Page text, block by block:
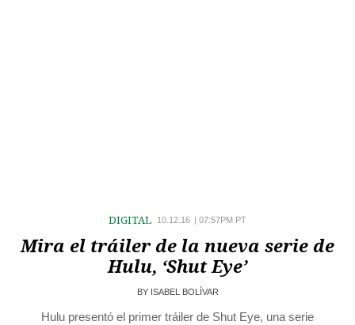
DIGITAL 10.12.16 | 07:57PM PT
Mira el tráiler de la nueva serie de
Hulu, ‘Shut Eye’
BY ISABEL BOLÍVAR
Hulu presentó el primer tráiler de Shut Eye, una serie